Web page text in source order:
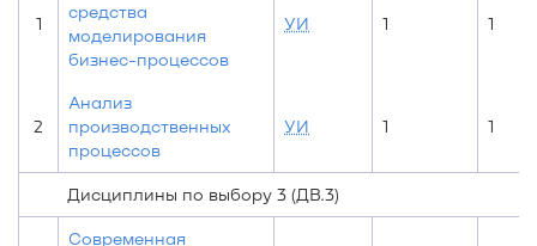
1
средства
моделирования
бизнес-процессов
УИ 1 1
2
Анализ
производственных
процессов
УИ 1 1
Дисциплины по выбору 3 (ДВ.3)
Современная